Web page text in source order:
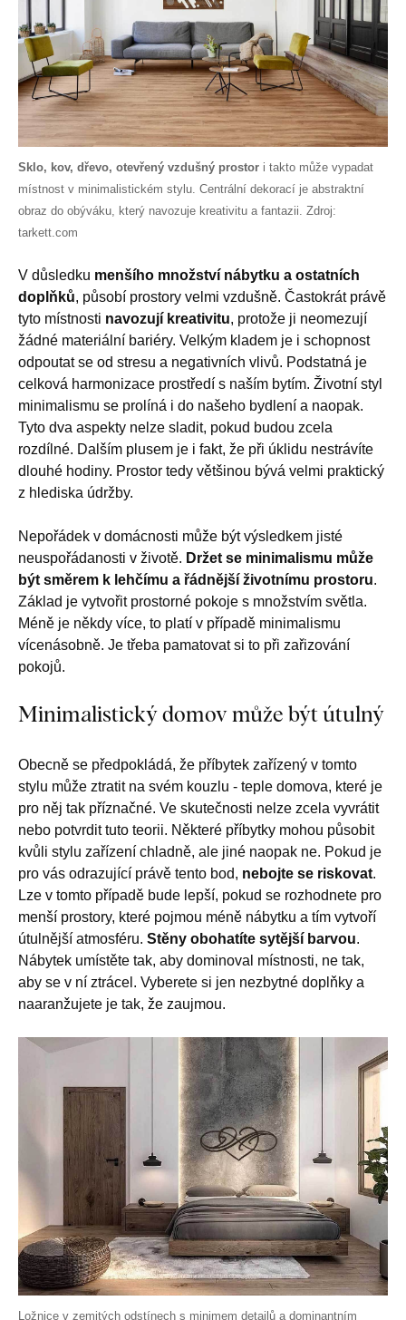
Sklo, kov, dřevo, otevřený vzdušný prostor i takto může vypadat
místnost v minimalistickém stylu. Centrální dekorací je abstraktní
obraz do obýváku, který navozuje kreativitu a fantazii. Zdroj:
tarkett.com
V důsledku menšího množství nábytku a ostatních
doplňků, působí prostory velmi vzdušně. Častokrát právě
tyto místnosti navozují kreativitu, protože ji neomezují
žádné materiální bariéry. Velkým kladem je i schopnost
odpoutat se od stresu a negativních vlivů. Podstatná je
celková harmonizace prostředí s naším bytím. Životní styl
minimalismu se prolíná i do našeho bydlení a naopak.
Tyto dva aspekty nelze sladit, pokud budou zcela
rozdílné. Dalším plusem je i fakt, že při úklidu nestrávíte
dlouhé hodiny. Prostor tedy většinou bývá velmi praktický
z hlediska údržby.
Nepořádek v domácnosti může být výsledkem jisté
neuspořádanosti v životě. Držet se minimalismu může
být směrem k lehčímu a řádnější životnímu prostoru.
Základ je vytvořit prostorné pokoje s množstvím světla.
Méně je někdy více, to platí v případě minimalismu
vícenásobně. Je třeba pamatovat si to při zařizování
pokojů.
Minimalistický domov může být útulný
Obecně se předpokládá, že příbytek zařízený v tomto
stylu může ztratit na svém kouzlu - teple domova, které je
pro něj tak příznačné. Ve skutečnosti nelze zcela vyvrátit
nebo potvrdit tuto teorii. Některé příbytky mohou působit
kvůli stylu zařízení chladně, ale jiné naopak ne. Pokud je
pro vás odrazující právě tento bod, nebojte se riskovat.
Lze v tomto případě bude lepší, pokud se rozhodnete pro
menší prostory, které pojmou méně nábytku a tím vytvoří
útulnější atmosféru. Stěny obohatíte sytější barvou.
Nábytek umístěte tak, aby dominoval místnosti, ne tak,
aby se v ní ztrácel. Vyberete si jen nezbytné doplňky a
naaranžujete je tak, že zaujmou.
Ložnice v zemitých odstínech s minimem detailů a dominantním